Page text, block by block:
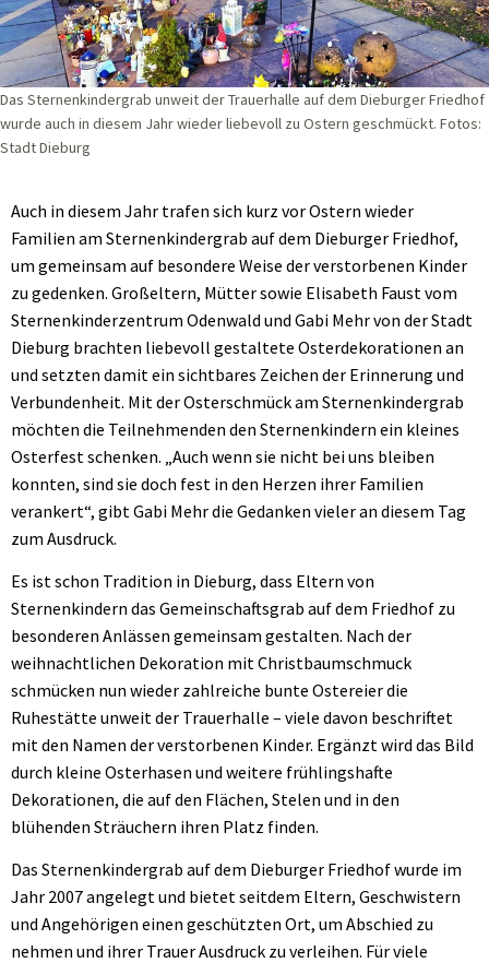
Das Sternenkindergrab unweit der Trauerhalle auf dem Dieburger Friedhof
wurde auch in diesem Jahr wieder liebevoll zu Ostern geschmückt. Fotos:
Stadt Dieburg
Auch in diesem Jahr trafen sich kurz vor Ostern wieder
Familien am Sternenkindergrab auf dem Dieburger Friedhof,
um gemeinsam auf besondere Weise der verstorbenen Kinder
zu gedenken. Großeltern, Mütter sowie Elisabeth Faust vom
Sternenkinderzentrum Odenwald und Gabi Mehr von der Stadt
Dieburg brachten liebevoll gestaltete Osterdekorationen an
und setzten damit ein sichtbares Zeichen der Erinnerung und
Verbundenheit. Mit der Osterschmück am Sternenkindergrab
möchten die Teilnehmenden den Sternenkindern ein kleines
Osterfest schenken. „Auch wenn sie nicht bei uns bleiben
konnten, sind sie doch fest in den Herzen ihrer Familien
verankert“, gibt Gabi Mehr die Gedanken vieler an diesem Tag
zum Ausdruck.
Es ist schon Tradition in Dieburg, dass Eltern von
Sternenkindern das Gemeinschaftsgrab auf dem Friedhof zu
besonderen Anlässen gemeinsam gestalten. Nach der
weihnachtlichen Dekoration mit Christbaumschmuck
schmücken nun wieder zahlreiche bunte Ostereier die
Ruhestätte unweit der Trauerhalle – viele davon beschriftet
mit den Namen der verstorbenen Kinder. Ergänzt wird das Bild
durch kleine Osterhasen und weitere frühlingshafte
Dekorationen, die auf den Flächen, Stelen und in den
blühenden Sträuchern ihren Platz finden.
Das Sternenkindergrab auf dem Dieburger Friedhof wurde im
Jahr 2007 angelegt und bietet seitdem Eltern, Geschwistern
und Angehörigen einen geschützten Ort, um Abschied zu
nehmen und ihrer Trauer Ausdruck zu verleihen. Für viele